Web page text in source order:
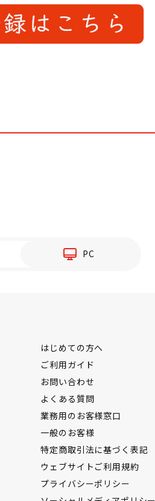
PC
はじめての方へ
ご利用ガイド
お問い合わせ
よくある質問
業務用のお客様窓口
一般のお客様
特定商取引法に基づく表記
ウェブサイトご利用規約
プライバシーポリシー